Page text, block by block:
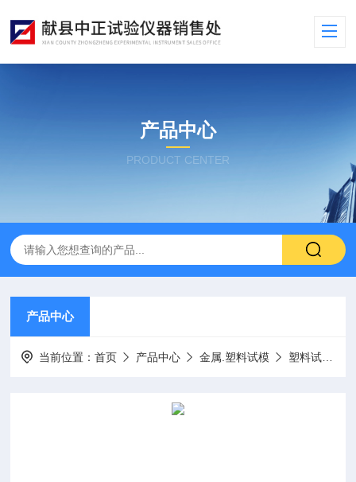
产品中心
PRODUCT CENTER
产品中心
当前位置：首页 产品中心 金属.塑料试模 塑料试模